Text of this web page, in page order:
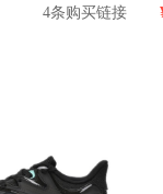
4条购买链接